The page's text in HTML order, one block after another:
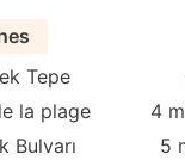
Tepe
la plage
4
Bulvarı
5